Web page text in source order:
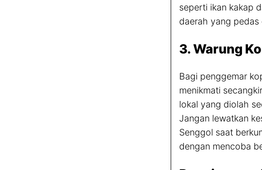
seperti ikan kakap
daerah yang pedas
3. Warung
Bagi penggemar
menikmati
lokal yang diolah
Jangan lewatkan
Senggol saat
dengan mencoba